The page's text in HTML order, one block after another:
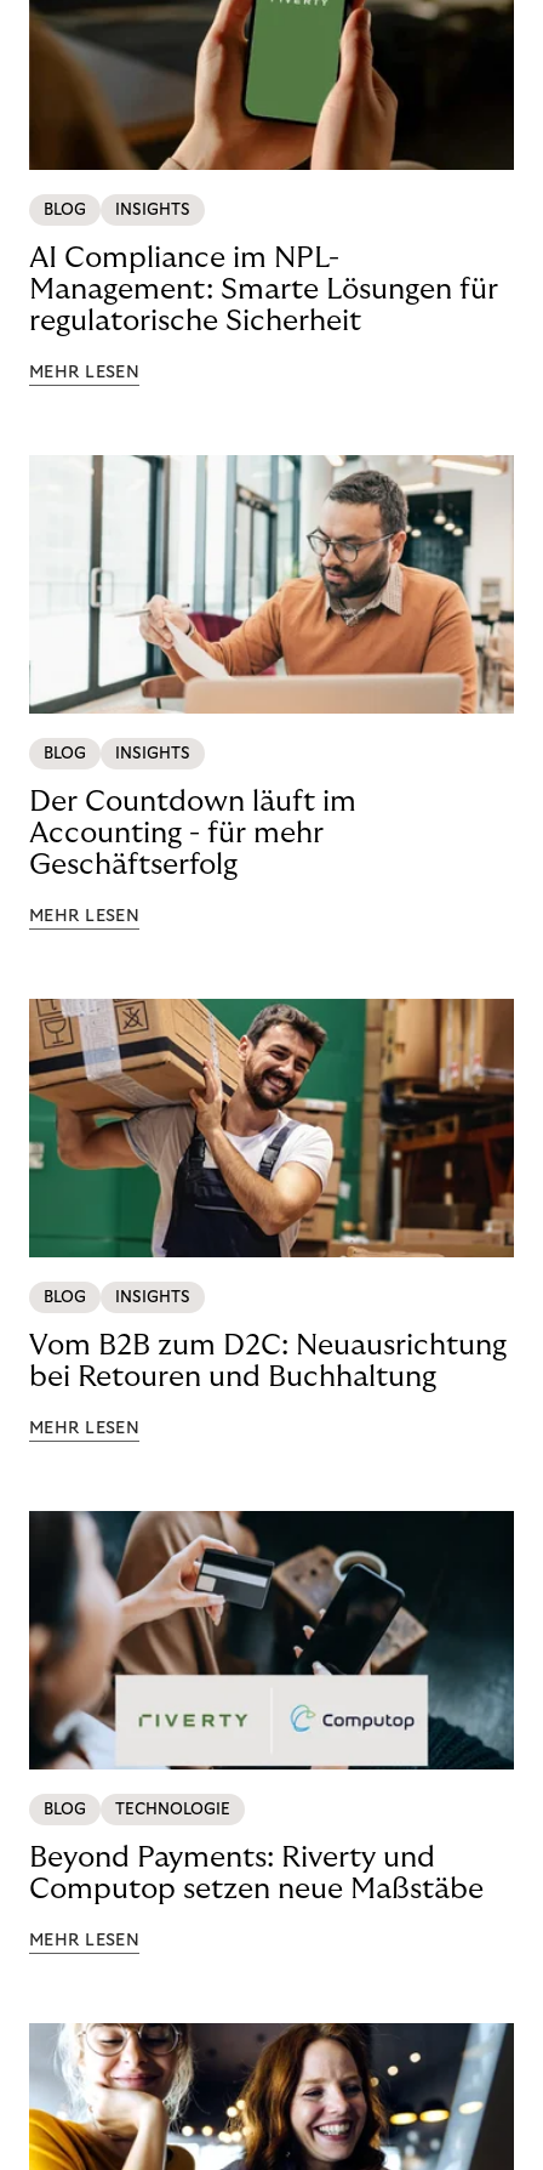
BLOG INSIGHTS
AI Compliance im NPL-
Management: Smarte Lösungen für
regulatorische Sicherheit
MEHR LESEN
BLOG INSIGHTS
Der Countdown läuft im
Accounting - für mehr
Geschäftserfolg
MEHR LESEN
BLOG INSIGHTS
Vom B2B zum D2C: Neuausrichtung
bei Retouren und Buchhaltung
MEHR LESEN
BLOG TECHNOLOGIE
Beyond Payments: Riverty und
Computop setzen neue Maßstäbe
MEHR LESEN